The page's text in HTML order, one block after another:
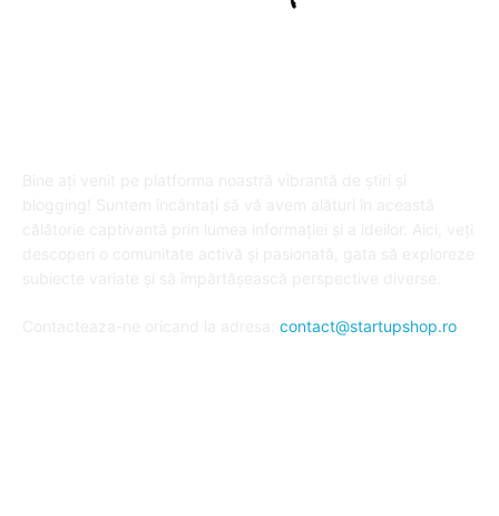
contact@startupshop.ro